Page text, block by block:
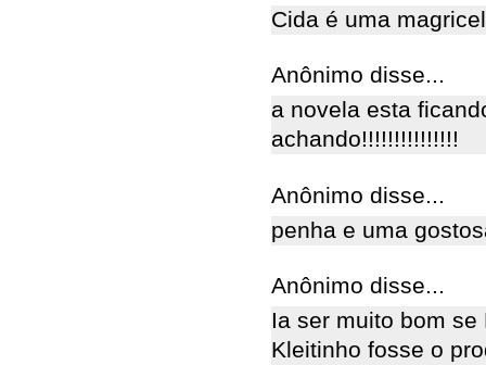
Cida é uma
Anônimo disse...
a novela esta
achando!!!!!!!!!!!!!!!
Anônimo disse...
penha e uma
Anônimo disse...
Ia ser muito bom
Kleitinho fosse o